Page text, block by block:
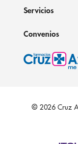
Servicios
Convenios
© 2026 Cruz